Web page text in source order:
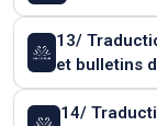
13/ Traduction
et bulletins
14/